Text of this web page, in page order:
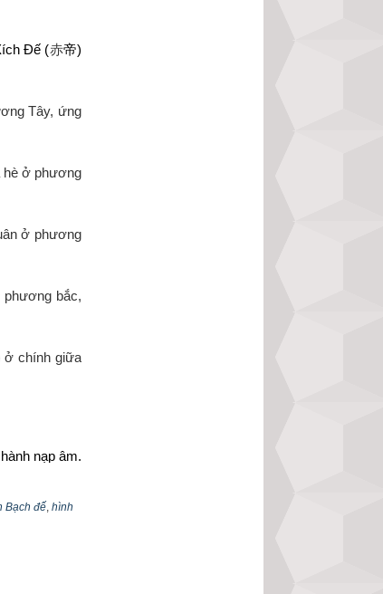
Đế (赤帝)
Tây, ứng
hè ở phương
ở phương
phương bắc,
ở chính giữa
nạp âm.
, tuổi Tân
theo năm
Bạch đế, hình